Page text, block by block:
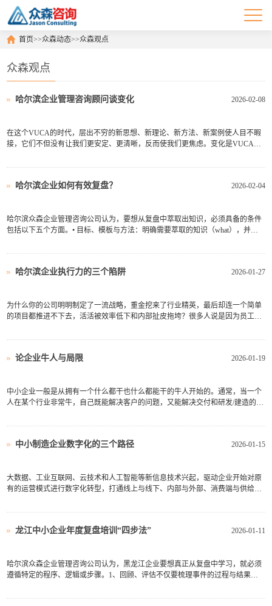
首页>>众森动态>>众森观点
众森观点
2026-02-08
哈尔滨企业管理咨询顾问谈变化
在这个VUCA的时代，层出不穷的新思想、新理论、新方法、新案例使人目不暇
接，它们不但没有让我们更安定、更清晰，反而使我们更焦虑。变化是VUCA的
境保持一致，社会中不断出现新的问题、新的机会、新的威胁或新的法律，所以
2026-02-04
哈尔滨企业如何有效复盘？
哈尔滨众森企业管理咨询公司认为，要想从复盘中萃取出知识，必须具备的条件
包括以下五个方面。• 目标、模板与方法：明确需要萃取的知识（what），并且
构者和“宿主”，也是知识萃取必需的“原材料”，如果没有合适的人参与，如同没
2026-01-27
哈尔滨企业执行力的三个陷阱
为什么你的公司明明制定了一流战略，重金挖来了行业精英，最后却连一个简单
的项目都推进不下去，活活被效率低下和内部扯皮拖垮？很多人说是因为员工能
真相：员工执行力差，根本不是能力问题，而是一场精密运作的“理性算计”，是
2026-01-19
论企业牛人与局限
中小企业一般是从拥有一个什么都干也什么都能干的牛人开始的。通常，当一个
人在某个行业非常牛，自己既能解决客户的问题，又能解决交付和研发/建造的问
就会顺其自然地带着一拨追随者创立自己的企业，占领一块市场。哈尔滨众森企
2026-01-15
中小制造企业数字化的三个路径
大数据、工业互联网、云技术和人工智能等新信息技术兴起，驱动企业开始对原
有的运营模式进行数字化转型，打通线上与线下、内部与外部、消费端与供给端
个方面入手。营销数字化：实现从传统工业企业的实体营销、电话销售等营销方
2026-01-11
龙江中小企业年度复盘培训“四步法”
哈尔滨众森企业管理咨询公司认为，黑龙江企业要想真正从复盘中学习，就必须
遵循特定的程序、逻辑或步骤。1、回顾、评估不仅要梳理事件的过程与结果，
理的目标与周密可行的计划，是能力的具体表现；同时，没有目标和计划，就没